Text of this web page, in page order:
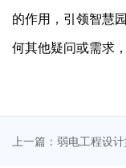
的作用，引领智慧
何其他疑问或需求
上一篇：弱电工程设